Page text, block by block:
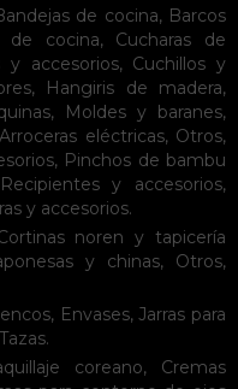
de cocina, Barcos
de cocina, Cucharas de
y accesorios, Cuchillos y
, Hangiris de madera,
, Moldes y baranes,
Arroceras eléctricas, Otros,
, Pinchos de bambu
Recipientes y accesorios,
y accesorios.
noren y tapicería
y chinas, Otros,
, Envases,Jarras para
Tazas.
coreano, Cremas